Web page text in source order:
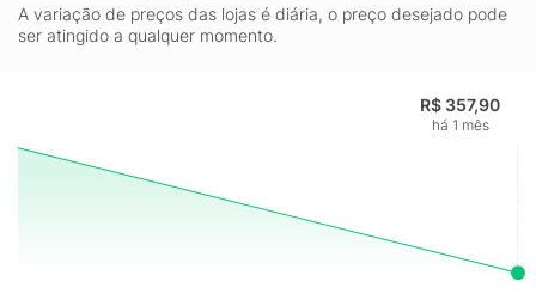
A variação de preços das lojas é diária, o preço desejado pode
ser atingido a qualquer momento.
R$ 357,90
há 1 mês